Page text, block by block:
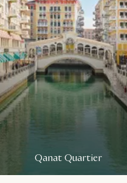
Qanat Quartier